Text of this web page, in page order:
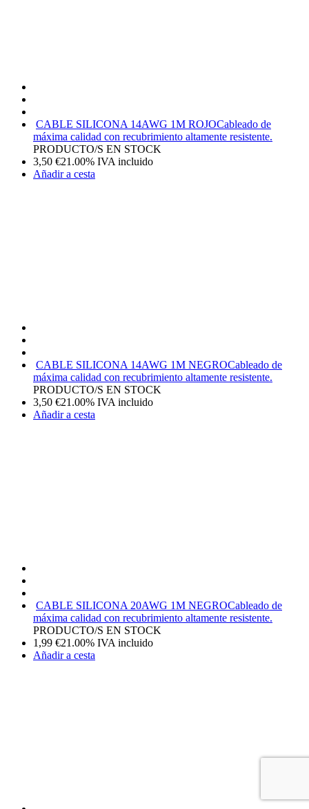
CABLE SILICONA 14AWG 1M ROJOCableado de
máxima calidad con recubrimiento altamente resistente.
PRODUCTO/S EN STOCK
3,50 €21.00% IVA incluido
Añadir a cesta
CABLE SILICONA 14AWG 1M NEGROCableado de
máxima calidad con recubrimiento altamente resistente.
PRODUCTO/S EN STOCK
3,50 €21.00% IVA incluido
Añadir a cesta
CABLE SILICONA 20AWG 1M NEGROCableado de
máxima calidad con recubrimiento altamente resistente.
PRODUCTO/S EN STOCK
1,99 €21.00% IVA incluido
Añadir a cesta